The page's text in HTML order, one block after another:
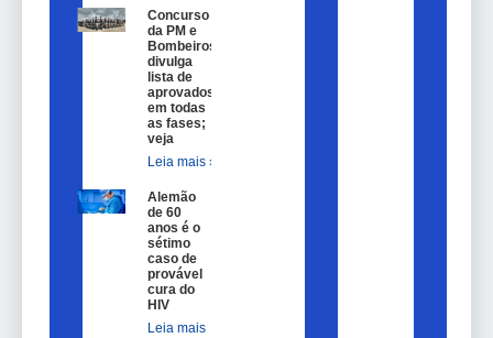
Concurso
da PM e
Bombeiros
divulga
lista de
aprovados
em todas
as fases;
veja
Leia mais »
Alemão
de 60
anos é o
sétimo
caso de
provável
cura do
HIV
Leia mais